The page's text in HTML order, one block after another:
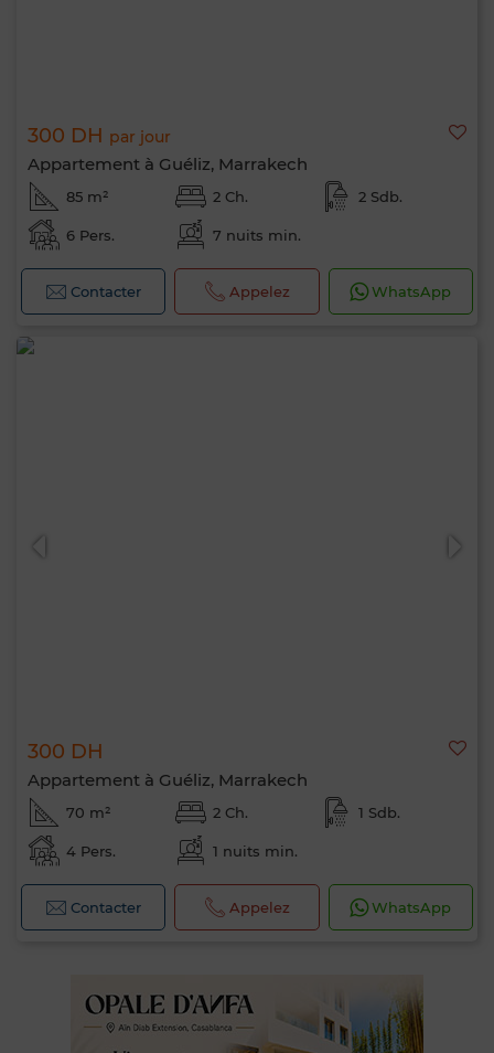
300 DH par jour
Appartement à Guéliz, Marrakech
85 m² 2 Ch. 2 Sdb.
6 Pers. 7 nuits min.
Contacter Appelez WhatsApp
300 DH
Appartement à Guéliz, Marrakech
70 m² 2 Ch. 1 Sdb.
4 Pers. 1 nuits min.
Contacter Appelez WhatsApp